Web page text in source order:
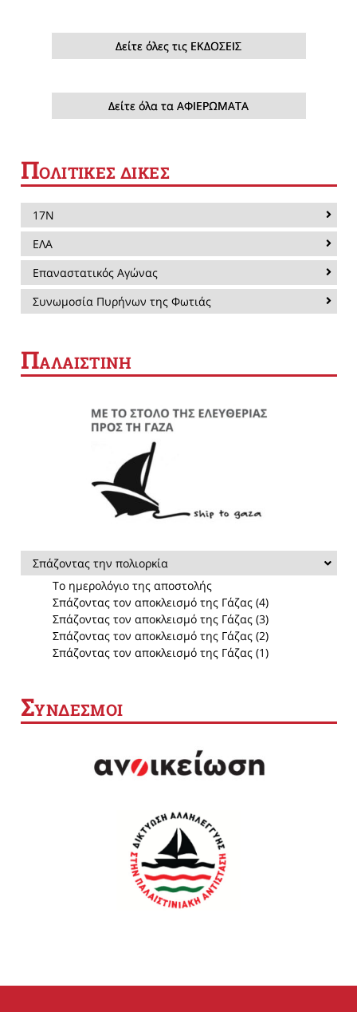
Δείτε όλες τις ΕΚΔΟΣΕΙΣ
Δείτε όλα τα ΑΦΙΕΡΩΜΑΤΑ
ΠΟΛΙΤΙΚΕΣ ΔΙΚΕΣ
17Ν
ΕΛΑ
Επαναστατικός Αγώνας
Συνωμοσία Πυρήνων της Φωτιάς
ΠΑΛΑΙΣΤΙΝΗ
Σπάζοντας την πολιορκία
Το ημερολόγιο της αποστολής
Σπάζοντας τον αποκλεισμό της Γάζας (4)
Σπάζοντας τον αποκλεισμό της Γάζας (3)
Σπάζοντας τον αποκλεισμό της Γάζας (2)
Σπάζοντας τον αποκλεισμό της Γάζας (1)
ΣΥΝΔΕΣΜΟΙ